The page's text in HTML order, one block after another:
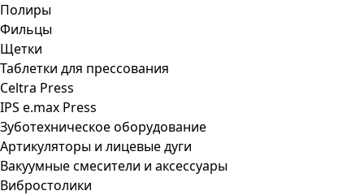
Полиры
Фильцы
Щетки
Таблетки для прессования
Celtra Press
IPS e.max Press
Зуботехническое оборудование
Артикуляторы и лицевые дуги
Вакуумные смесители и аксессуары
Вибростолики